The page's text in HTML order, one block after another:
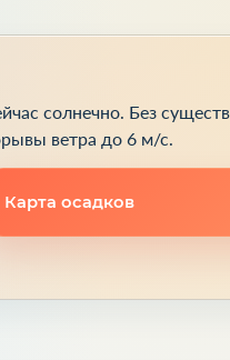
солнечно. Без
ветра до 6 м/с.
Карта осадков